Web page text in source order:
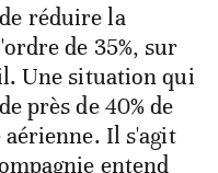
réduire la
de 35%, sur
Une situation qui
près de 40% de
aérienne. Il s'agit
entend